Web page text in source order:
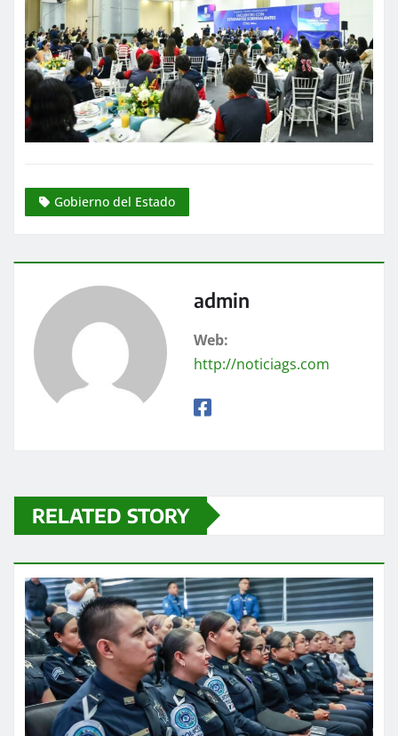
Gobierno del Estado
admin
Web:
http://noticiags.com
RELATED STORY